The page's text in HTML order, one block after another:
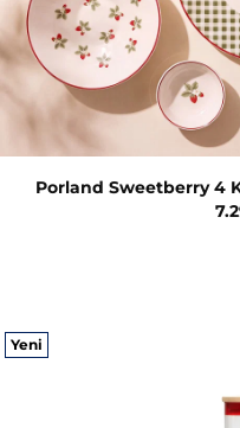
Porland Sweetberry 4
Yeni